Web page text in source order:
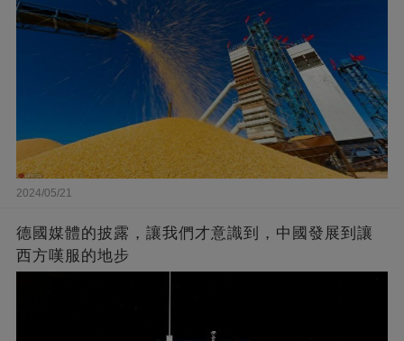
2024/05/21
德國媒體的披露，讓我們才意識到，中國發展到讓
西方嘆服的地步